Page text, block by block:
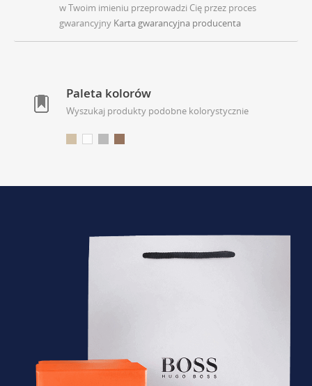
w Twoim imieniu przeprowadzi Cię przez proces
gwarancyjny Karta gwarancyjna producenta
Paleta kolorów
Wyszukaj produkty podobne kolorystycznie